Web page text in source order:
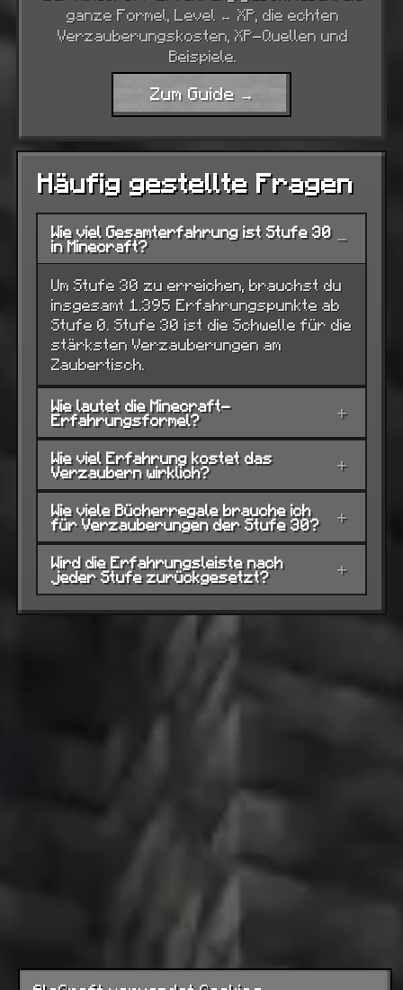
ganze Formel, Level ↔ XP, die echten
Verzauberungskosten, XP-Quellen und
Beispiele.
Zum Guide →
Häufig gestellte Fragen
Wie viel Gesamterfahrung ist Stufe 30
in Minecraft? −
Um Stufe 30 zu erreichen, brauchst du
insgesamt 1.395 Erfahrungspunkte ab
Stufe 0. Stufe 30 ist die Schwelle für die
stärksten Verzauberungen am
Zaubertisch.
Wie lautet die Minecraft-
Erfahrungsformel? +
Wie viel Erfahrung kostet das
Verzaubern wirklich? +
Wie viele Bücherregale brauche ich
für Verzauberungen der Stufe 30? +
Wird die Erfahrungsleiste nach
jeder Stufe zurückgesetzt? +